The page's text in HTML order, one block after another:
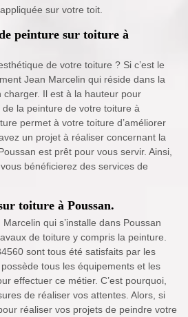
sur votre toit.
peinture sur toiture à
de votre toiture ? Si c’est le
Jean Marcelin qui réside dans la
charger. Il est à la hauteur pour
la peinture de votre toiture à
permet à votre toiture d’améliorer
un projet à réaliser concernant la
est prêt pour vous servir. Ainsi,
bénéficierez des services de
toiture à Poussan.
qui s’installe dans Poussan
de toiture y compris la peinture.
sont tous été satisfaits par les
tous les équipements et les
effectuer ce métier. C’est pourquoi,
de réaliser vos attentes. Alors, si
réaliser vos projets de peindre votre